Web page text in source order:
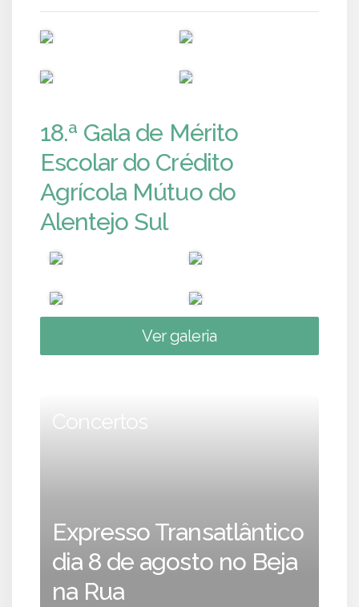
18.ª Gala de Mérito
Escolar do Crédito
Agrícola Mútuo do
Alentejo Sul
Ver galeria
Concertos
Expresso Transatlântico
dia 8 de agosto no Beja
na Rua